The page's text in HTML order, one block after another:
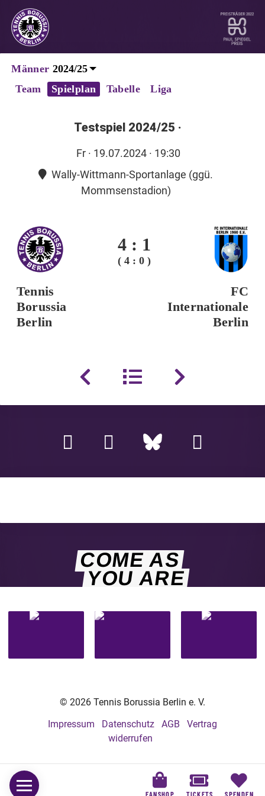
FANSHOP TICKETS SPENDEN
Männer
Team
Spielplan Tabelle Liga
Testspiel 2024/25 ·
Fr· 19.07.2024 · 19:30
Wally-Wittmann-Sportanlage (ggü.
Mommsenstadion)
4 : 1
( 4 : 0 )
Tennis
Borussia
Berlin
FC
Internationale
Berlin
COME AS
YOU ARE
© 2026 Tennis Borussia Berlin e. V.
Impressum
Datenschutz AGB
Vertrag
widerrufen